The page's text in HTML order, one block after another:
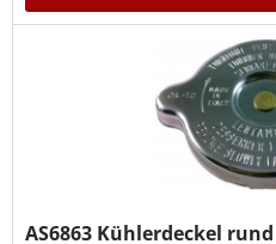
AS6863 Kühlerdeckel